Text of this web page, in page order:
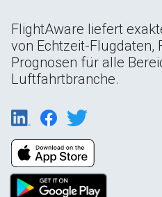
FlightAware liefert
von Echtzeit-Flugdaten,
Prognosen für alle
Luftfahrtbranche.